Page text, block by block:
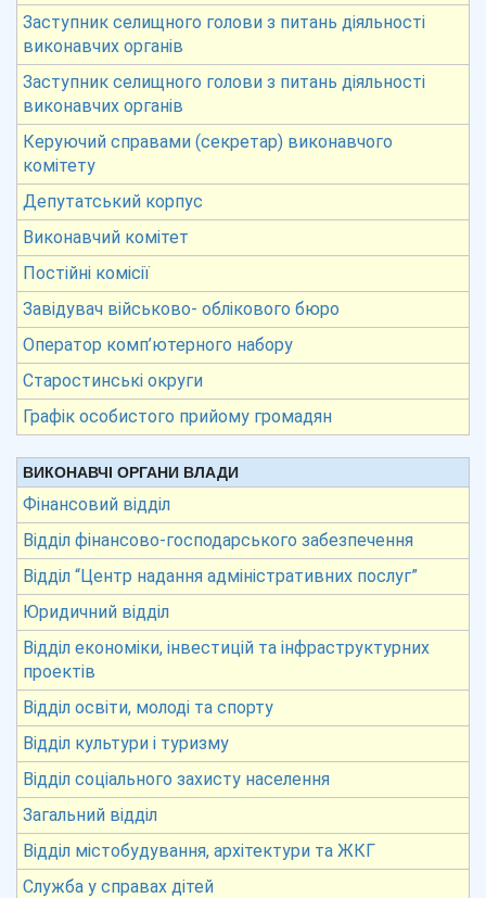
Заступник селищного голови з питань діяльності
виконавчих органів
Заступник селищного голови з питань діяльності
виконавчих органів
Керуючий справами (секретар) виконавчого
комітету
Депутатський корпус
Виконавчий комітет
Постійні комісії
Завідувач військово- облікового бюро
Оператор комп’ютерного набору
Старостинські округи
Графік особистого прийому громадян
ВИКОНАВЧІ ОРГАНИ ВЛАДИ
Фінансовий відділ
Відділ фінансово-господарського забезпечення
Відділ “Центр надання адміністративних послуг”
Юридичний відділ
Відділ економіки, інвестицій та інфраструктурних
проектів
Відділ освіти, молоді та спорту
Відділ культури і туризму
Відділ соціального захисту населення
Загальний відділ
Відділ містобудування, архітектури та ЖКГ
Служба у справах дітей